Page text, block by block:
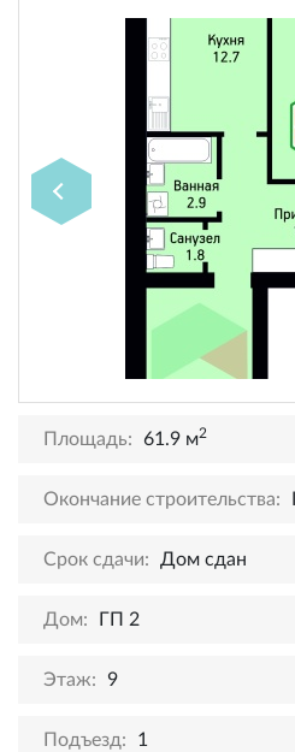
Площадь: 61.9 м2
Окончание строительства:
Срок сдачи: Дом сдан
Дом: ГП 2
Этаж: 9
Подъезд: 1